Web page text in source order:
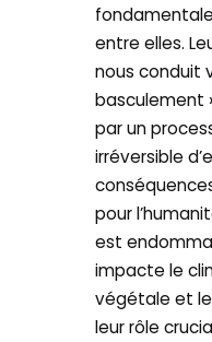
entre elles.
nous conduit
basculement
par un
irréversible
pour
est
impacte le
végétale et le
leur rôle